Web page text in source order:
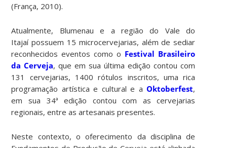
(França, 2010).
Atualmente, Blumenau e a região do Vale do
Itajaí possuem 15 microcervejarias, além de sediar
reconhecidos eventos como o Festival Brasileiro
da Cerveja, que em sua última edição contou com
131 cervejarias, 1400 rótulos inscritos, uma rica
programação artística e cultural e aOktoberfest,
em sua 34ª edição contou com as cervejarias
regionais, entre as artesanais presentes.
Neste contexto, o oferecimento da disciplina de